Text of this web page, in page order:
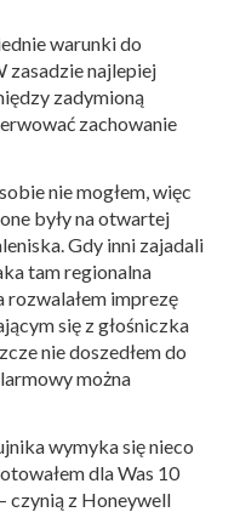
warunki do
zasadzie najlepiej
zadymioną
zachowanie
nie mogłem, więc
były na otwartej
Gdy inni zajadali
tam regionalna
rozwalałem imprezę
się z głośniczka
nie doszedłem do
można
wymyka się nieco
dla Was 10
czynią z Honeywell